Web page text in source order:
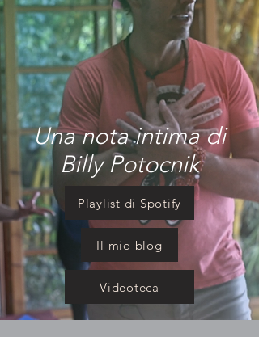
Una nota intima di
Billy Potocnik
Playlist di Spotify
Il mio blog
Videoteca